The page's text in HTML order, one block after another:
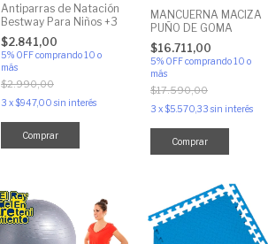
Antiparras de Natación
Bestway Para Niños +3
$2.841,00
5% OFFcomprando 10 o
más
$2.990,00
3 x$947,00 sin interés
Comprar
MANCUERNA MACIZA
PUÑO DE GOMA
$16.711,00
5% OFFcomprando 10 o
más
$17.590,00
3 x$5.570,33 sin interés